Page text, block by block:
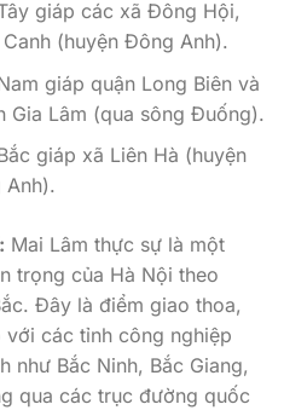
giáp các xã Đông Hội,
Canh (huyện Đông Anh).
giáp quận Long Biên và
Gia Lâm (qua sông Đuống).
giáp xã Liên Hà (huyện
Mai Lâm thực sự là một
trọng của Hà Nội theo
Đây là điểm giao thoa,
với các tỉnh công nghiệp
như Bắc Ninh, Bắc Giang,
qua các trục đường quốc